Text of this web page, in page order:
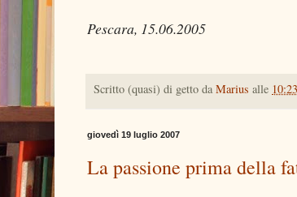
Pescara, 15.06.2005
Scritto (quasi) di getto da Marius alle 10:23
giovedì 19 luglio 2007
La passione prima della